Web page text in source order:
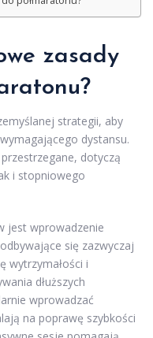
zasady
strategii, aby
dystansu.
dotyczą
i stopniowego
jest wprowadzenie
się zazwyczaj
wytrzymałości i
dłuższych
wprowadzać
na poprawę szybkości